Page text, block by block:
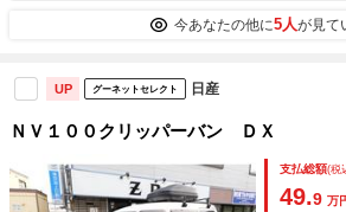
今あなたの他に5人が見て
UP グーネットセレクト 日産
ＮＶ１００クリッパーバン ＤＸ
支払総額(税
49.9 万